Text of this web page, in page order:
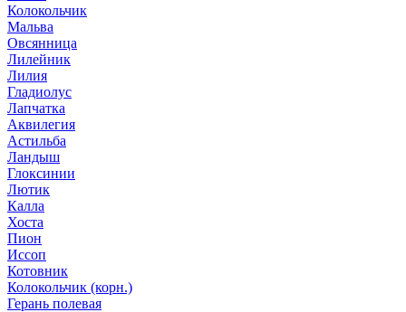
Колокольчик
Мальва
Овсянница
Лилейник
Лилия
Гладиолус
Лапчатка
Аквилегия
Астильба
Ландыш
Глоксинии
Лютик
Калла
Хоста
Пион
Иссоп
Котовник
Колокольчик (корн.)
Герань полевая